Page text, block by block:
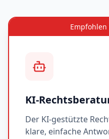
KI-
Der KI-gestützte
klare, einfache